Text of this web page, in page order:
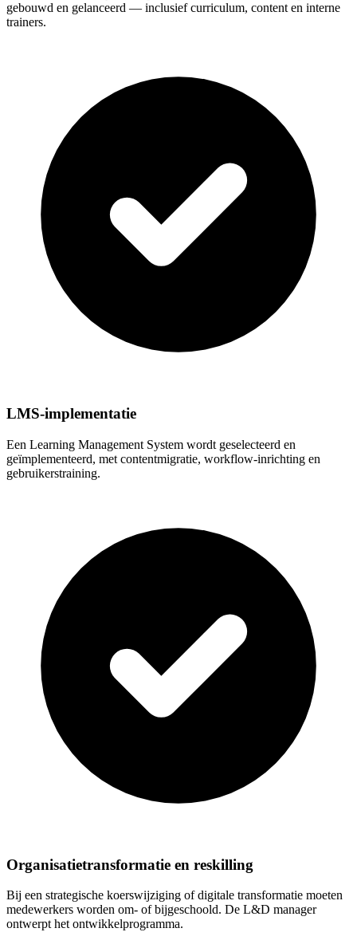
gebouwd en gelanceerd — inclusief curriculum, content en interne
trainers.
LMS-implementatie
Een Learning Management System wordt geselecteerd en
geïmplementeerd, met contentmigratie, workflow-inrichting en
gebruikerstraining.
Organisatietransformatie en reskilling
Bij een strategische koerswijziging of digitale transformatie moeten
medewerkers worden om- of bijgeschoold. De L&D manager
ontwerpt het ontwikkelprogramma.